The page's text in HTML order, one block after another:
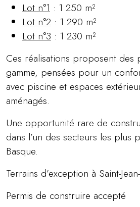
Lot n°1 : 1 250 m²
Lot n°2 : 1 290 m²
Lot n°3 : 1 230 m²
Ces réalisations proposent des
gamme, pensées pour un
avec piscine et espaces
aménagés.
Une opportunité rare de
dans l’un des secteurs les plus
Basque.
Terrains d’exception à Saint-
Permis de construire accepté